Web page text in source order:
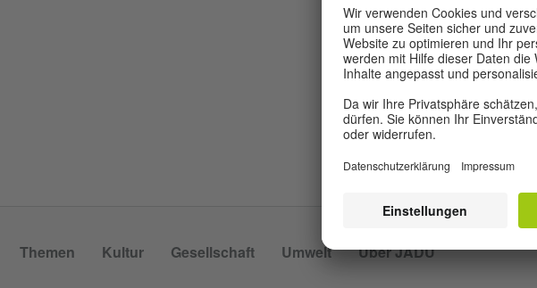
Themen Kultur Gesellschaft Umwelt Über JÁDU